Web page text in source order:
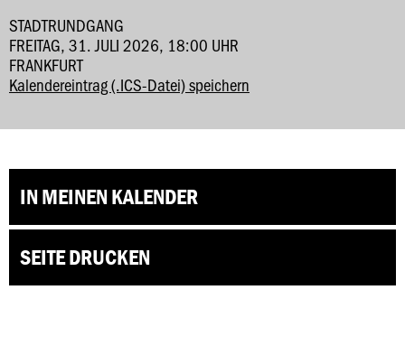
STADTRUNDGANG
FREITAG, 31. JULI 2026, 18:00 UHR
FRANKFURT
Kalendereintrag (.ICS-Datei) speichern
IN MEINEN KALENDER
SEITE DRUCKEN